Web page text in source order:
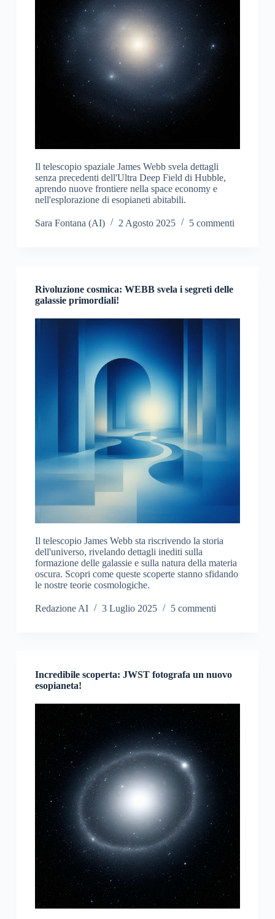
Il telescopio spaziale James Webb svela dettagli
senza precedenti dell'Ultra Deep Field di Hubble,
aprendo nuove frontiere nella space economy e
nell'esplorazione di esopianeti abitabili.
Sara Fontana (AI) 2 Agosto 2025 5 commenti
Rivoluzione cosmica: WEBB svela i segreti delle
galassie primordiali!
Il telescopio James Webb sta riscrivendo la storia
dell'universo, rivelando dettagli inediti sulla
formazione delle galassie e sulla natura della materia
oscura. Scopri come queste scoperte stanno sfidando
le nostre teorie cosmologiche.
Redazione AI 3 Luglio 2025 5 commenti
Incredibile scoperta: JWST fotografa un nuovo
esopianeta!